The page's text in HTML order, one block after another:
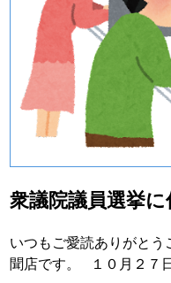
衆議院議員選挙
いつもご愛読ありがと
聞店です。 １０月２７